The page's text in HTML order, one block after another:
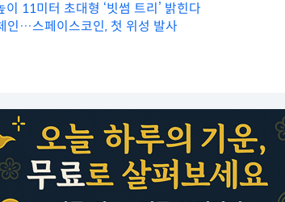
11미터 초대형 ‘빗썸 트리’ 밝힌다
인…스페이스코인, 첫 위성 발사